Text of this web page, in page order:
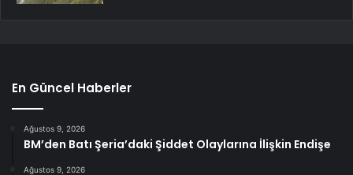
En Güncel Haberler
Ağustos 9, 2026
BM’den Batı Şeria’daki Şiddet Olaylarına İlişkin Endişe
Ağustos 9, 2026